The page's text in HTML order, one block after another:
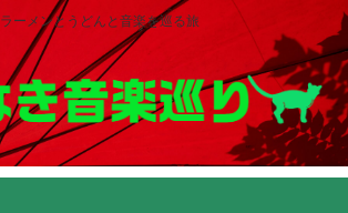
ラーメンとうどんと音楽を巡る旅